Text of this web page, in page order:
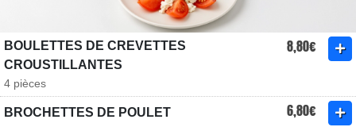
BOULETTES DE CREVETTES
CROUSTILLANTES
8,80€
4 pièces
BROCHETTES DE POULET 6,80€